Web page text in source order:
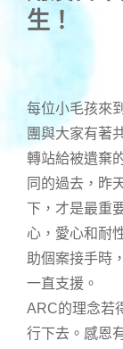
生！
每位小毛孩來
團與大家有著
轉站給被遺棄
同的過去，昨
下，才是最重
心，愛心和耐
助個案接手時
一直支援。
ARC的理念若
行下去。感恩